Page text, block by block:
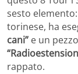
sesto elemento:
torinese, ha
cani” e un
rappato.